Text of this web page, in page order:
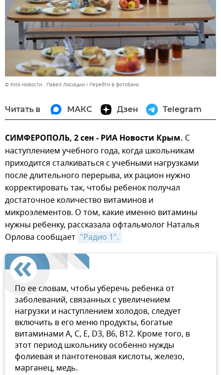
© РИА Новости . Павел Лисицын Перейти в фотобанк
Читать в МАКС Дзен Telegram
СИМФЕРОПОЛЬ, 2 сен - РИА Новости Крым. С
наступлением учебного года, когда школьникам
приходится сталкиваться с учебными нагрузками
после длительного перерыва, их рацион нужно
корректировать так, чтобы ребенок получал
достаточное количество витаминов и
микроэлементов. О том, какие именно витамины
нужны ребенку, рассказала офтальмолог Наталья
Орлова сообщает "Радио 1".
По ее словам, чтобы уберечь ребенка от
заболеваний, связанных с увеличением
нагрузки и наступлением холодов, следует
включить в его меню продукты, богатые
витаминами А, С, Е, D3, В6, В12. Кроме того, в
этот период школьнику особенно нужды
фолиевая и пантотеновая кислоты, железо,
марганец, медь.